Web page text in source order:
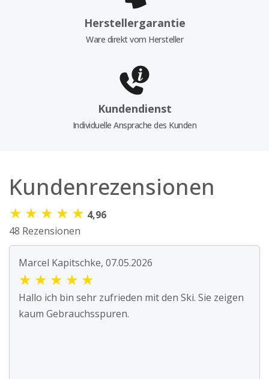
Herstellergarantie
Ware direkt vom Hersteller
Kundendienst
Individuelle Ansprache des Kunden
Kundenrezensionen
★ ★ ★ ★ ★ 4,96
48 Rezensionen
Marcel Kapitschke, 07.05.2026
★ ★ ★ ★ ★
Hallo ich bin sehr zufrieden mit den Ski. Sie zeigen
kaum Gebrauchsspuren.